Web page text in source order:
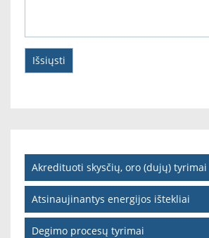
Akredituoti skysčių, oro (dujų) tyrimai
Atsinaujinantys energijos ištekliai
Degimo procesų tyrimai